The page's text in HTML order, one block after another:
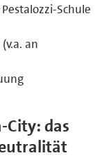
Schule
an
City: das